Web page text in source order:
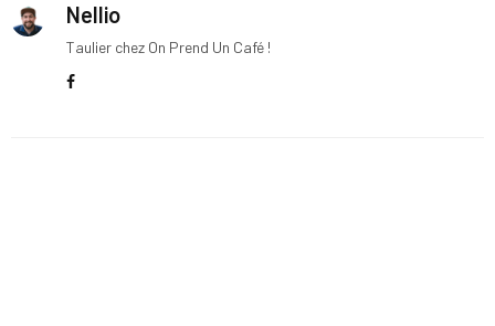
Nellio
Taulier chez On Prend Un Café !